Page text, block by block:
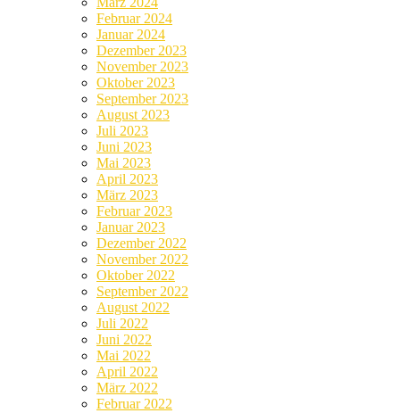
Februar 2024
Januar 2024
Dezember 2023
November 2023
Oktober 2023
September 2023
August 2023
Juli 2023
Juni 2023
Mai 2023
April 2023
März 2023
Februar 2023
Januar 2023
Dezember 2022
November 2022
Oktober 2022
September 2022
August 2022
Juli 2022
Juni 2022
Mai 2022
April 2022
März 2022
Februar 2022